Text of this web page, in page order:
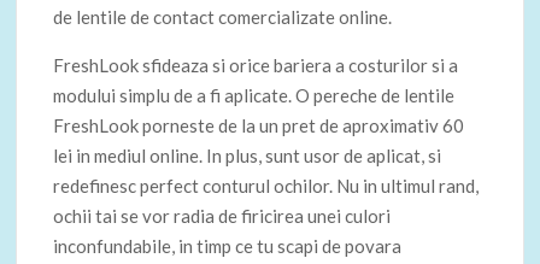
de lentile de contact comercializate online.
FreshLook sfideaza si orice bariera a costurilor si a
modului simplu de a fi aplicate. O pereche de lentile
FreshLook porneste de la un pret de aproximativ 60
lei in mediul online. In plus, sunt usor de aplicat, si
redefinesc perfect conturul ochilor. Nu in ultimul rand,
ochii tai se vor radia de firicirea unei culori
inconfundabile, in timp ce tu scapi de povara